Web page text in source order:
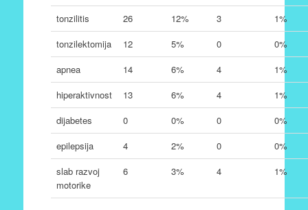
tonzilitis
26 12% 3
1%
tonzilektomija
12 5% 0
0%
apnea
14 6% 4
1%
hiperaktivnost
13 6% 4
1%
dijabetes
0 0% 0
0%
epilepsija
4 2% 0
0%
slab razvoj
motorike
6 3% 4 1%